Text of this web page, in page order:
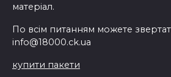
матеріал.
По всім питанням можете
info@18000.ck.ua
купити пакети